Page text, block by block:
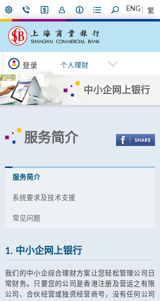
ENG 繁
登录 个人理财
中小企网上银行
服务简介
服务简介
系统要求及技术支援
常见问题
1. 中小企网上银行
我们的中小企综合理财方案让您轻松管理公司日
常财务。只要您的公司是香港注册及营运之有限
公司、合伙经营或独资经营商号，没有任何公司